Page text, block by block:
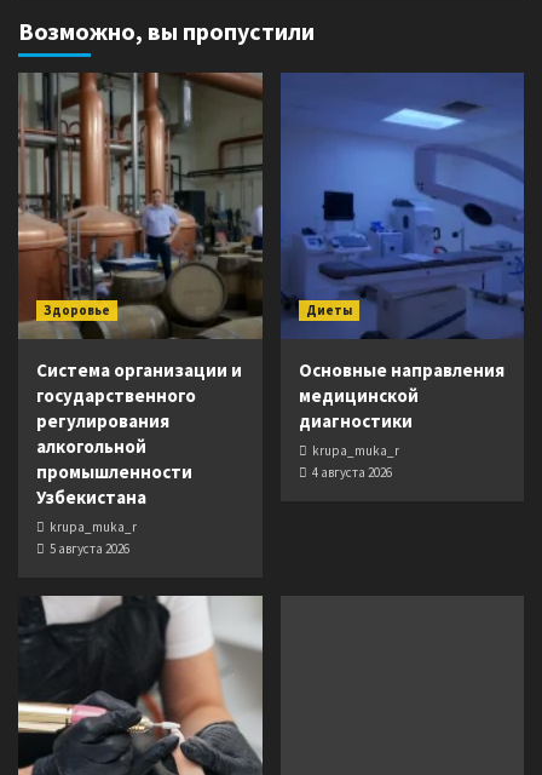
Возможно, вы пропустили
Здоровье
Система организации и
государственного
регулирования
алкогольной
промышленности
Узбекистана
krupa_muka_r
5 августа 2026
Диеты
Основные направления
медицинской
диагностики
krupa_muka_r
4 августа 2026